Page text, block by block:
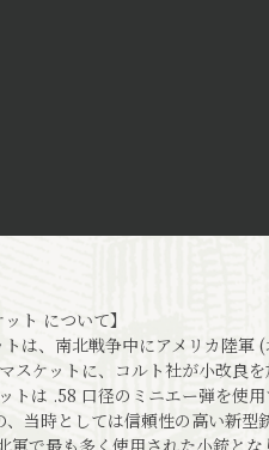
ト について】
は、南北戦争中にアメリカ陸軍
スケットに、コルト社が小改良
トは .58 口径のミニエー弾を使
当時としては信頼性の高い新型
軍で最も多く使用された小銃と